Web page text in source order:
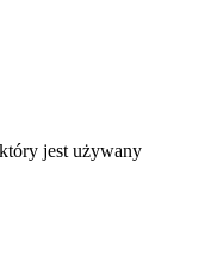
jest używany